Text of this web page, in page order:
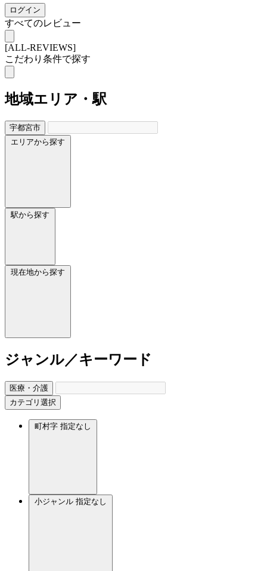
ログイン
すべてのレビュー
[ALL-REVIEWS]
こだわり条件で探す
地域エリア・駅
宇都宮市
エリアから探す
駅から探す
現在地から探す
ジャンル／キーワード
医療・介護
カテゴリ選択
町村字 指定なし
小ジャンル 指定なし